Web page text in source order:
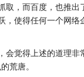
取，而百度，也推
，使得任何一个网
会觉得上述的道理
荒唐。